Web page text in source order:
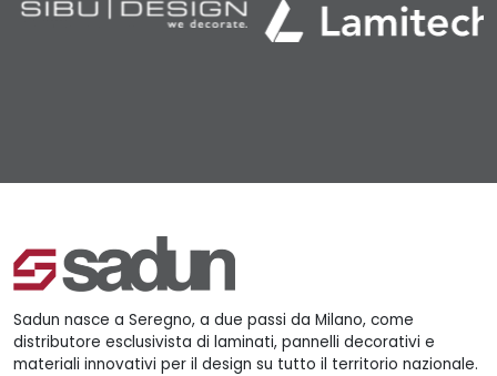
Sadun nasce a Seregno, a due passi da Milano, come
distributore esclusivista di laminati, pannelli decorativi e
materiali innovativi per il design su tutto il territorio nazionale.